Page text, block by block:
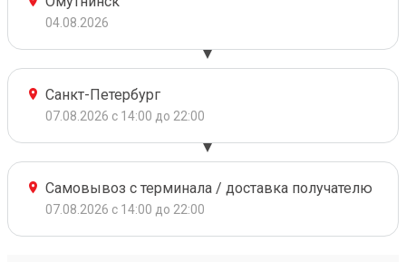
04.08.2026
Санкт-Петербург
07.08.2026 с 14:00 до 22:00
Самовывоз с терминала / доставка получателю
07.08.2026 с 14:00 до 22:00